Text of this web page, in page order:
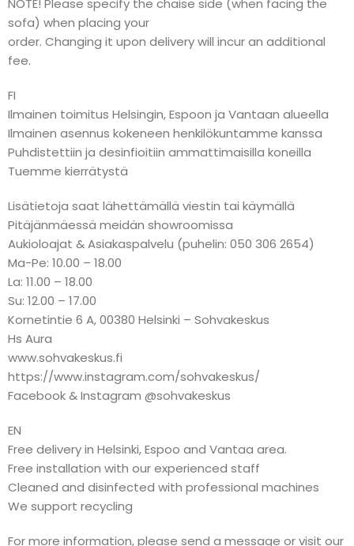
NOTE! Please specify the chaise side (when facing the
sofa) when placing your
order. Changing it upon delivery will incur an additional
fee.
FI
Ilmainen toimitus Helsingin, Espoon ja Vantaan alueella
Ilmainen asennus kokeneen henkilökuntamme kanssa
Puhdistettiin ja desinfioitiin ammattimaisilla koneilla
Tuemme kierrätystä
Lisätietoja saat lähettämällä viestin tai käymällä
Pitäjänmäessä meidän showroomissa
Aukioloajat & Asiakaspalvelu (puhelin: 050 306 2654)
Ma-Pe: 10.00 – 18.00
La: 11.00 – 18.00
Su: 12.00 – 17.00
Kornetintie 6 A, 00380 Helsinki – Sohvakeskus
Hs Aura
www.sohvakeskus.fi
https://www.instagram.com/sohvakeskus/
Facebook & Instagram @sohvakeskus
EN
Free delivery in Helsinki, Espoo and Vantaa area.
Free installation with our experienced staff
Cleaned and disinfected with professional machines
We support recycling
For more information, please send a message or visit our